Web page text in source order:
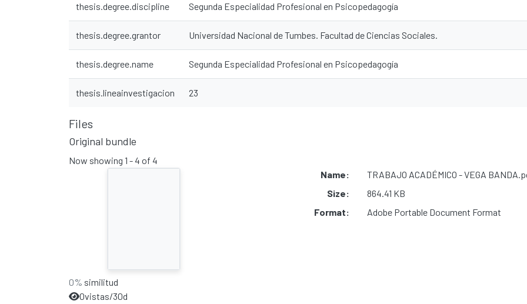
thesis.degree.discipline Segunda Especialidad Profesional en Psicopedagogía
thesis.degree.grantor Universidad Nacional de Tumbes. Facultad de Ciencias Sociales.
thesis.degree.name Segunda Especialidad Profesional en Psicopedagogía
thesis.lineainvestigacion 23
Files
Original bundle
Now showing 1 - 4 of 4
0% similitud
0vistas/30d
Name:
TRABAJO ACADÉMICO - VEGA
Size:
864.41 KB
Format:
Adobe Portable Document Format